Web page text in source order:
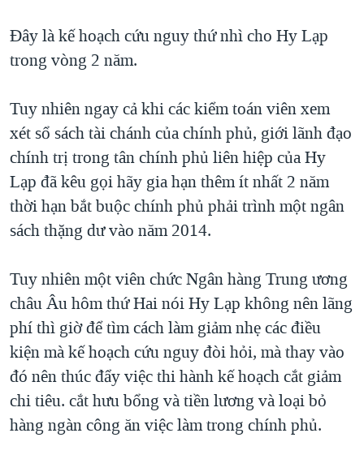
Đây là kế hoạch cứu nguy thứ nhì cho Hy Lạp
trong vòng 2 năm.
Tuy nhiên ngay cả khi các kiểm toán viên xem
xét sổ sách tài chánh của chính phủ, giới lãnh đạo
chính trị trong tân chính phủ liên hiệp của Hy
Lạp đã kêu gọi hãy gia hạn thêm ít nhất 2 năm
thời hạn bắt buộc chính phủ phải trình một ngân
sách thặng dư vào năm 2014.
Tuy nhiên một viên chức Ngân hàng Trung ương
châu Âu hôm thứ Hai nói Hy Lạp không nên lãng
phí thì giờ để tìm cách làm giảm nhẹ các điều
kiện mà kế hoạch cứu nguy đòi hỏi, mà thay vào
đó nên thúc đẩy việc thi hành kế hoạch cắt giảm
chi tiêu. cắt hưu bổng và tiền lương và loại bỏ
hàng ngàn công ăn việc làm trong chính phủ.